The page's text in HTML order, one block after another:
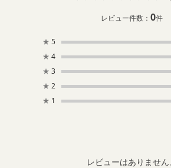
レビュー件数：0件
★ 5
★ 4
★ 3
★ 2
★ 1
レビューはありません